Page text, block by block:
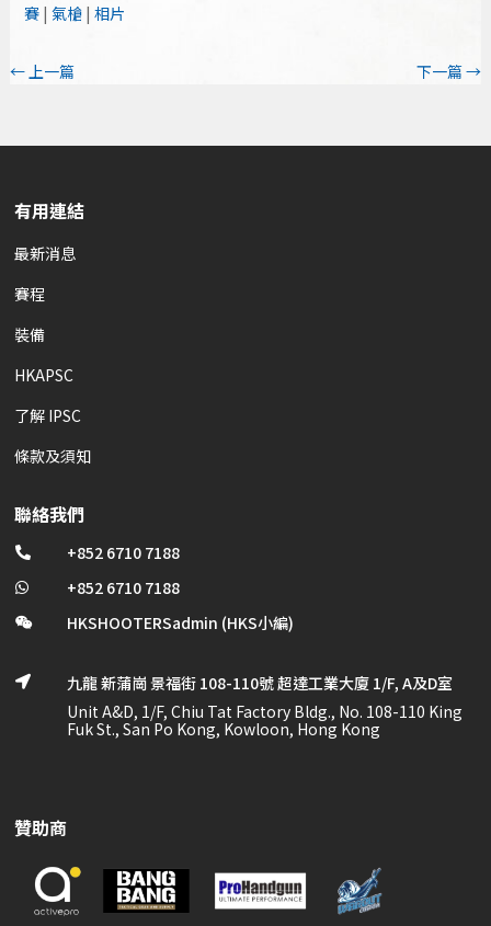
賽| 氣槍| 相片
← 上一篇 下一篇→
有用連結
最新消息
賽程
裝備
HKAPSC
了解 IPSC
條款及須知
聯絡我們
 +852 6710 7188
 +852 6710 7188
 HKSHOOTERSadmin (HKS小編)

九龍 新蒲崗 景福街 108-110號 超達工業大廈 1/F, A及D室
Unit A&D, 1/F, Chiu Tat Factory Bldg., No. 108-110 King
Fuk St., San Po Kong, Kowloon, Hong Kong
贊助商